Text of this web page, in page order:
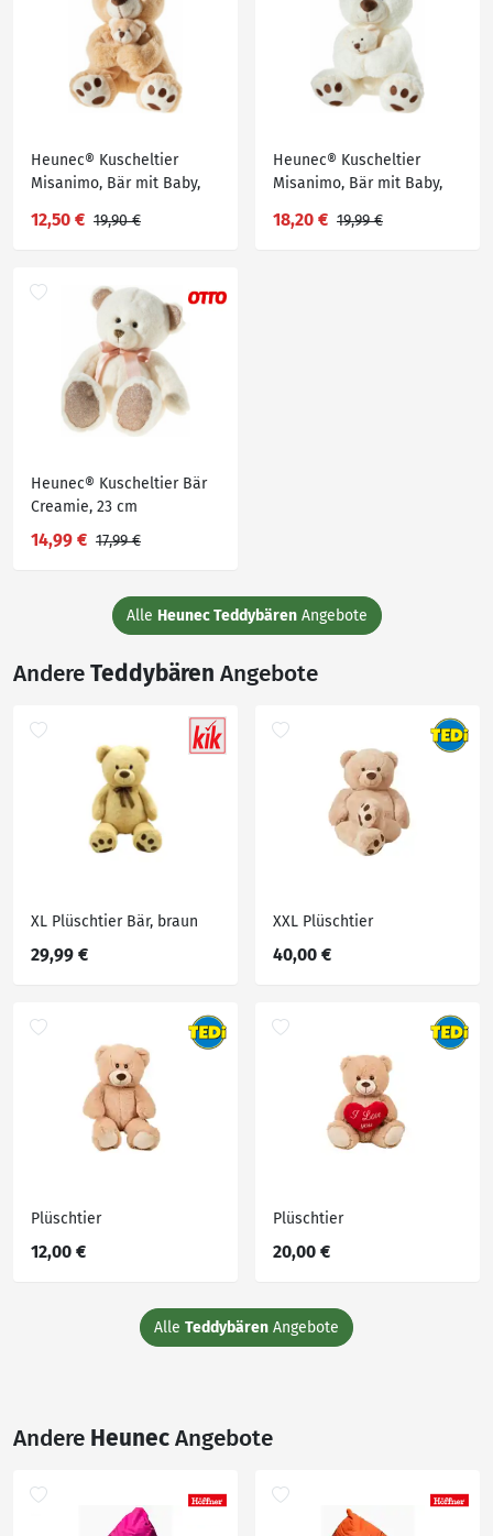
Heunec® Kuscheltier
Misanimo, Bär mit Baby,
12,50 € 19,90 €
Heunec® Kuscheltier
Misanimo, Bär mit Baby,
18,20 € 19,99 €
Heunec® Kuscheltier Bär
Creamie, 23 cm
14,99 € 17,99 €
Alle Heunec TeddybärenAngebote
Andere Teddybären Angebote
XL Plüschtier Bär, braun
29,99 €
XXL Plüschtier
40,00 €
Plüschtier
12,00 €
Plüschtier
20,00 €
Alle Teddybären Angebote
Andere Heunec Angebote